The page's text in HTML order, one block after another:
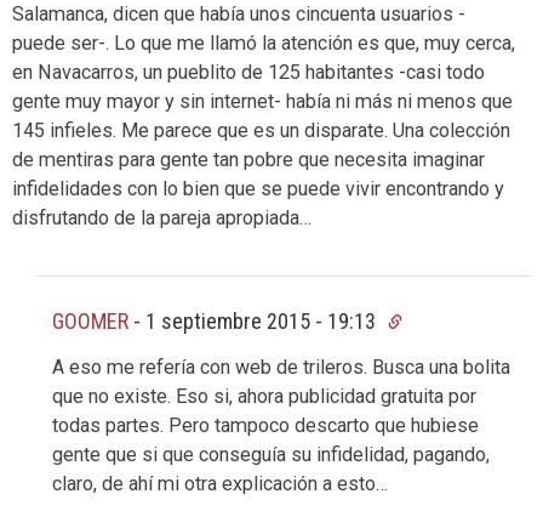
Salamanca, dicen que había unos cincuenta usuarios -
puede ser-. Lo que me llamó la atención es que, muy cerca,
en Navacarros, un pueblito de 125 habitantes -casi todo
gente muy mayor y sin internet- había ni más ni menos que
145 infieles. Me parece que es un disparate. Una colección
de mentiras para gente tan pobre que necesita imaginar
infidelidades con lo bien que se puede vivir encontrando y
disfrutando de la pareja apropiada…
GOOMER - 1 septiembre 2015 - 19:13
A eso me refería con web de trileros. Busca una bolita
que no existe. Eso si, ahora publicidad gratuita por
todas partes. Pero tampoco descarto que hubiese
gente que si que conseguía su infidelidad, pagando,
claro, de ahí mi otra explicación a esto…